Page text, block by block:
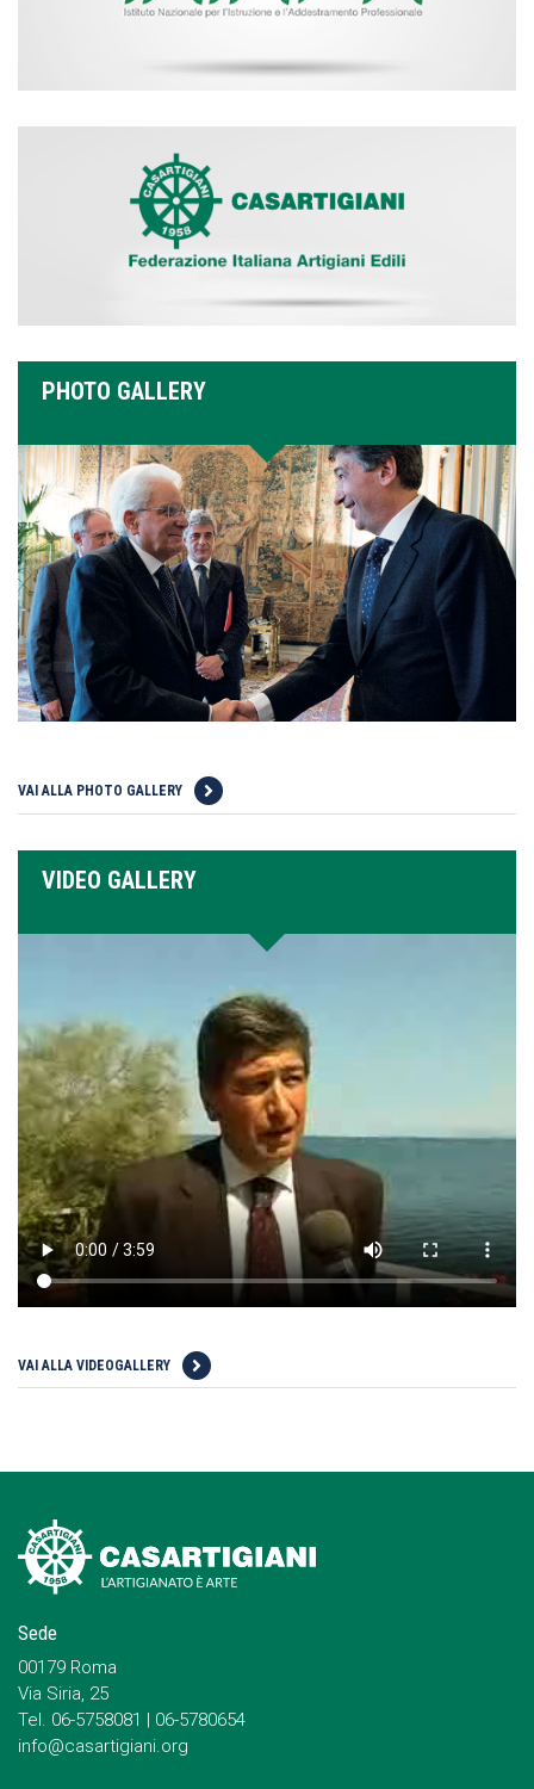
PHOTO GALLERY
VAI ALLA PHOTO GALLERY
VIDEO GALLERY
VAI ALLA VIDEOGALLERY
Sede
00179 Roma
Via Siria, 25
Tel. 06-5758081 | 06-5780654
info@casartigiani.org